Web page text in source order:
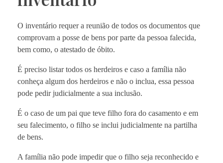
O inventário requer a reunião de todos os documentos que
comprovam a posse de bens por parte da pessoa falecida,
bem como, o atestado de óbito.
É preciso listar todos os herdeiros e caso a família não
conheça algum dos herdeiros e não o inclua, essa pessoa
pode pedir judicialmente a sua inclusão.
É o caso de um pai que teve filho fora do casamento e em
seu falecimento, o filho se inclui judicialmente na partilha
de bens.
A família não pode impedir que o filho seja reconhecido e